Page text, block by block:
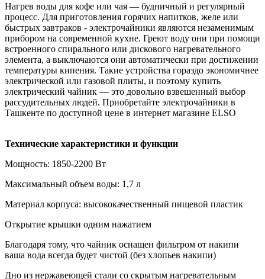
Нагрев воды для кофе или чая — будничный и регулярный
процесс. Для приготовления горячих напитков, желе или
быстрых завтраков - электрочайники являются незаменимым
прибором на современной кухне. Греют воду они при помощи
встроенного спирального или дискового нагревательного
элемента, а выключаются они автоматически при достижении
температуры кипения. Такие устройства гораздо экономичнее
электрической или газовой плиты, и поэтому купить
электрический чайник — это довольно взвешенный выбор
рассудительных людей. Приобретайте электрочайники в
Ташкенте по доступной цене в интернет магазине ELSO
Технические характеристики и функции
Мощность: 1850-2200 Вт
Максимальный объем воды: 1,7 л
Материал корпуса: высококачественный пищевой пластик
Открытие крышки одним нажатием
Благодаря тому, что чайник оснащен фильтром от накипи
ваша вода всегда будет чистой (без хлопьев накипи)
Дно из нержавеющей cтали со скрытым нагревательным